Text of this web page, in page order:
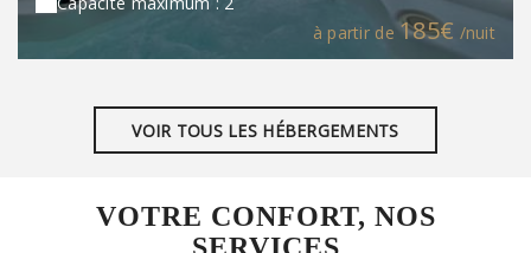
à partir de185€ /nuit
VOIR TOUS LES HÉBERGEMENTS
VOTRE CONFORT, NOS